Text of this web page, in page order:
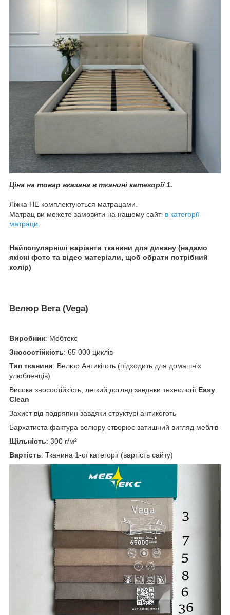
Ціна на товар вказана в тканині категорії 1.
Ліжка НЕ комплектуються матрацами.
Матрац ви можете замовити на нашому сайті в категорії
матраци.
Найпопулярніші варіанти тканини для дивану (надамо
якісні фото та відео матеріали, щоб обрати потрібний
колір)
Велюр Вега (Vega)
Виробник: Мебтекс
Зносостійкість: 65 000 циклів
Тип тканини: Велюр Антикіготь (підходить для домашніх
улюбленців)
Висока зносостійкість, легкий догляд завдяки технології Easy
Clean
Захист від подряпин завдяки структурі антикоготь
Бархатиста фактура велюру створює затишний вигляд меблів
Щільність: 300 г/м²
Вартість: Тканина 1-ої категорії (вартість сайту)